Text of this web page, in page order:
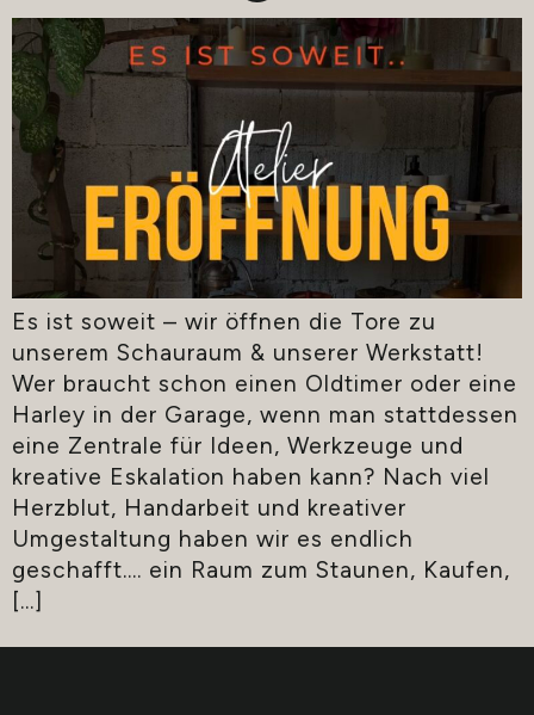
Es ist soweit – wir öffnen die Tore zu
unserem Schauraum & unserer Werkstatt!
Wer braucht schon einen Oldtimer oder eine
Harley in der Garage, wenn man stattdessen
eine Zentrale für Ideen, Werkzeuge und
kreative Eskalation haben kann? Nach viel
Herzblut, Handarbeit und kreativer
Umgestaltung haben wir es endlich
geschafft…. ein Raum zum Staunen, Kaufen,
[…]